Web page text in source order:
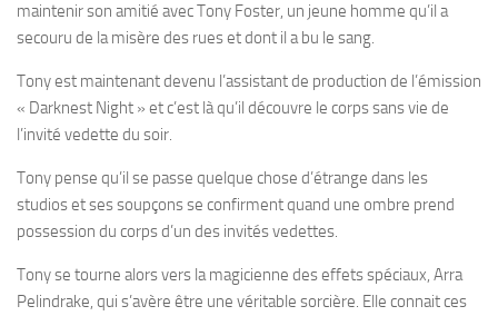
maintenir son amitié avec Tony Foster, un jeune homme qu’il a
secouru de la misère des rues et dont il a bu le sang.
Tony est maintenant devenu l’assistant de production de l’émission
« Darknest Night » et c’est là qu’il découvre le corps sans vie de
l’invité vedette du soir.
Tony pense qu’il se passe quelque chose d’étrange dans les
studios et ses soupçons se confirment quand une ombre prend
possession du corps d’un des invités vedettes.
Tony se tourne alors vers la magicienne des effets spéciaux, Arra
Pelindrake, qui s’avère être une véritable sorcière. Elle connait ces